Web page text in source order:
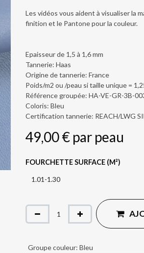
Les vidéos vous aident à visualiser la
finition et le Pantone pour la couleur.
Epaisseur de 1,5 à 1,6 mm
Tannerie: Haas
Origine de tannerie: France
Poids/m2 ou /peau si taille unique =
Référence groupée: HA-VE-GR-3B-
Coloris: Bleu
Certification tannerie: REACH/LWG
49,00€ par peau
FOURCHETTE SURFACE (M²)
Groupe couleur: Bleu